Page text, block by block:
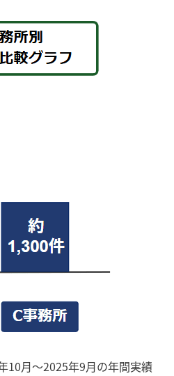
10月～2025年9月の年間実績